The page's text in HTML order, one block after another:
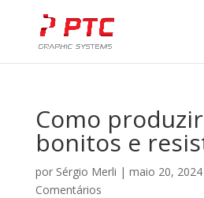
Como
bonitos e
por Sérgio Merli | maio 20, 2024
Comentários